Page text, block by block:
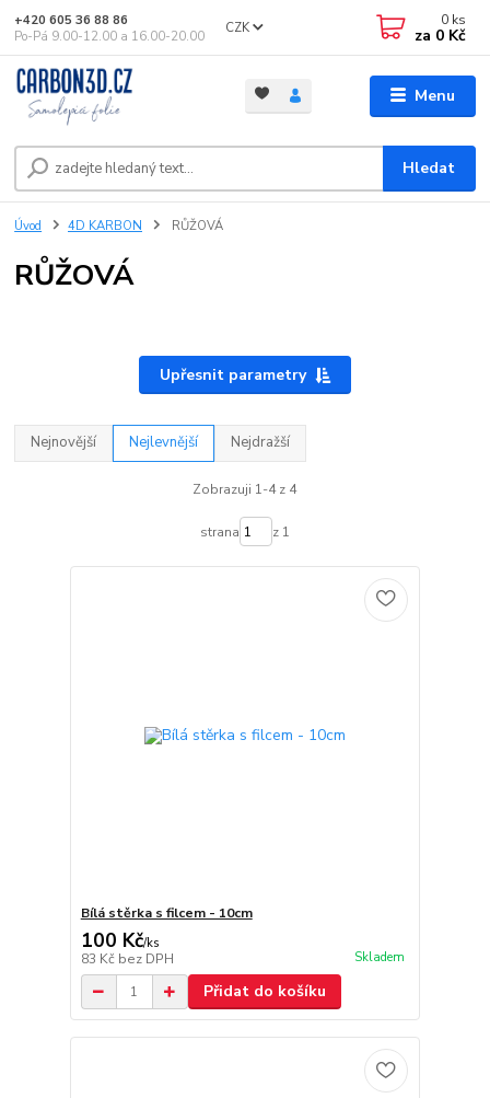
Menu
CZK
Hledat
+420 605 36 88 86
Po-Pá 9.00-12.00 a 16.00-20.00
0 ks
za 0 Kč
Úvod 4D KARBON RŮŽOVÁ
RŮŽOVÁ
Upřesnit parametry
Nejnovější Nejlevnější Nejdražší
Zobrazuji 1-4 z 4
strana z 1
Bílá stěrka s filcem - 10cm
100 Kč/ks
83 Kč bez DPH Skladem
Přidat do košíku